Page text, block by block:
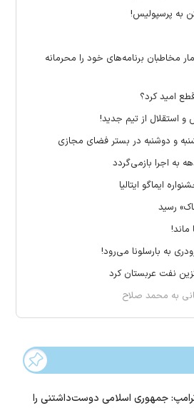
به پرسپولیس!
مخاطبان برنامه‌های خود را محرمانه
امید کرد؟
استقلال از تیم جدید!
و دوشنبه در بستر فضای مجازی
ایماگو ایتالیا
رسید
ماند!
به بارسلونا می‌رود!
نفت عربستان کرد
به محمد صلاح
جمهوری اسلامی دوست‌داشتنی را